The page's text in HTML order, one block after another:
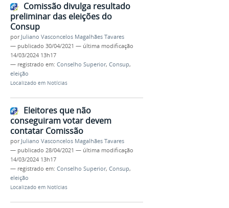
Comissão divulga resultado
preliminar das eleições do
Consup
por Juliano Vasconcelos Magalhães Tavares
— publicado 30/04/2021 — última modificação
14/03/2024 13h17
— registrado em: Conselho Superior, Consup,
eleição
Localizado em Notícias
Eleitores que não
conseguiram votar devem
contatar Comissão
por Juliano Vasconcelos Magalhães Tavares
— publicado 28/04/2021 — última modificação
14/03/2024 13h17
— registrado em: Conselho Superior, Consup,
eleição
Localizado em Notícias